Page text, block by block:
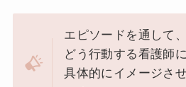
エピソードを通して
どう行動する看護師
具体的にイメージさ